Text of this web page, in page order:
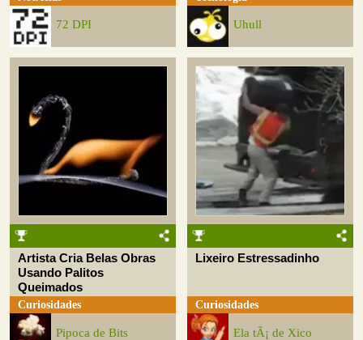
72 DPI Uhull
Artista Cria Belas Obras
Usando Palitos
Queimados
Curiosidades
Pipoca de Bits
Lixeiro Estressadinho
Curiosidades
Ela tÃ¡ de Xico